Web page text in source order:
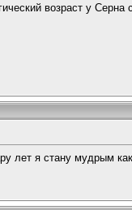
возраст у
лет я стану мудрым